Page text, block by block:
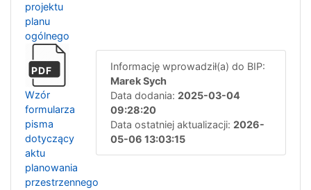
projektu
planu
ogólnego
PDF
Wzór
formularza
pisma
dotyczący
aktu
planowania
przestrzennego
Informację wprowadził(a) do BIP:
Marek Sych
Data dodania: 2025-03-04
09:28:20
Data ostatniej aktualizacji: 2026-
05-06 13:03:15